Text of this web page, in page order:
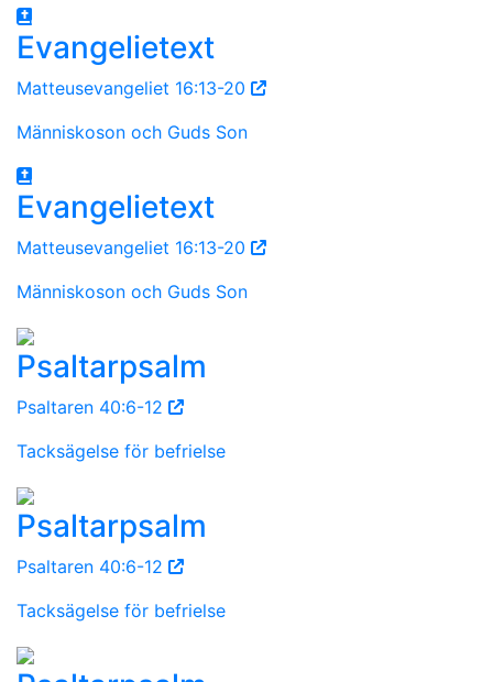
Evangelietext
Matteusevangeliet 16:13-20
Människoson och Guds Son
Evangelietext
Matteusevangeliet 16:13-20
Människoson och Guds Son
Psaltarpsalm
Psaltaren 40:6-12
Tacksägelse för befrielse
Psaltarpsalm
Psaltaren 40:6-12
Tacksägelse för befrielse